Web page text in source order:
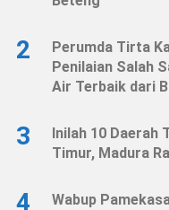
2
Perumda Tirta
Penilaian Salah
Air Terbaik dari
3
Inilah 10 Daerah
Timur, Madura
4
Wabup